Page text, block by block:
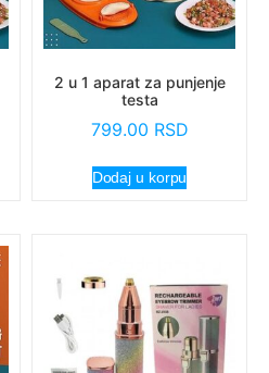
2 u 1 aparat za punjenje
testa
799.00 RSD
Dodaj u korpu